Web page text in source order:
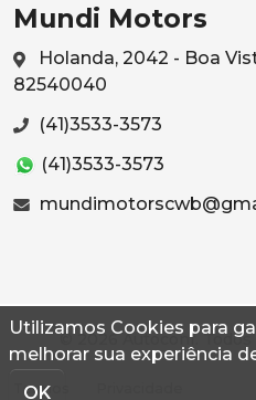
Utilizamos Cookies para
melhorar sua experiência
OK
Mundi Motors
Holanda, 2042 - Boa
82540040
(41)3533-3573
(41)3533-3573
© 2026 Autoconf. Todos
Termos